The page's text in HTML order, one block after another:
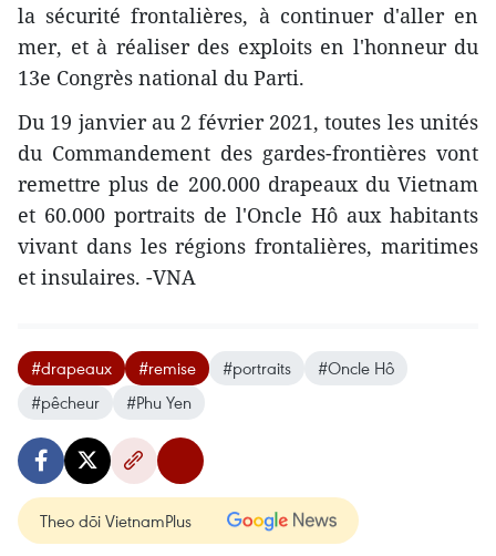
la sécurité frontalières, à continuer d'aller en
mer, et à réaliser des exploits en l'honneur du
13e Congrès national du Parti.
Du 19 janvier au 2 février 2021, toutes les unités
du Commandement des gardes-frontières vont
remettre plus de 200.000 drapeaux du Vietnam
et 60.000 portraits de l'Oncle Hô aux habitants
vivant dans les régions frontalières, maritimes
et insulaires. -VNA
#drapeaux #remise #portraits
#Oncle Hô
#pêcheur
#Phu Yen
Theo dõi VietnamPlus